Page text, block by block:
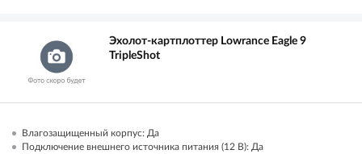
Эхолот-картплоттер Lowrance Eagle 9
TripleShot
Влагозащищенный корпус: Да
Подключение внешнего источника питания (12 В): Да